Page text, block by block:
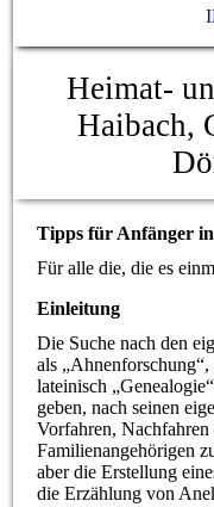
Heimat-
Haibach,
Tipps für Anfänger
Für alle die, die es
Einleitung
Die Suche nach den
als
lateinisch
geben, nach seinen
Vorfahren, Nachfahren
Familienangehörigen
aber die Erstellung
die Erzählung von